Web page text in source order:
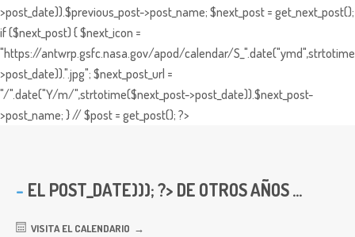
>post_date)).$previous_post->post_name; $next_post = get_next_post();
if ($next_post) { $next_icon =
"https://antwrp.gsfc.nasa.gov/apod/calendar/
>post_date)).".jpg"; $next_post_url =
"/".date("Y/m/",strtotime($next_post->post_date)).$next_post-
>post_name; } // $post = get_post(); ?>
EL POST_DATE))); ?> DE OTROS AÑOS ...
VISITA EL CALENDARIO